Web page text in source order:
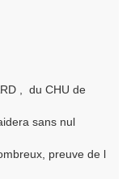
, du CHU de
sans nul
preuve de l